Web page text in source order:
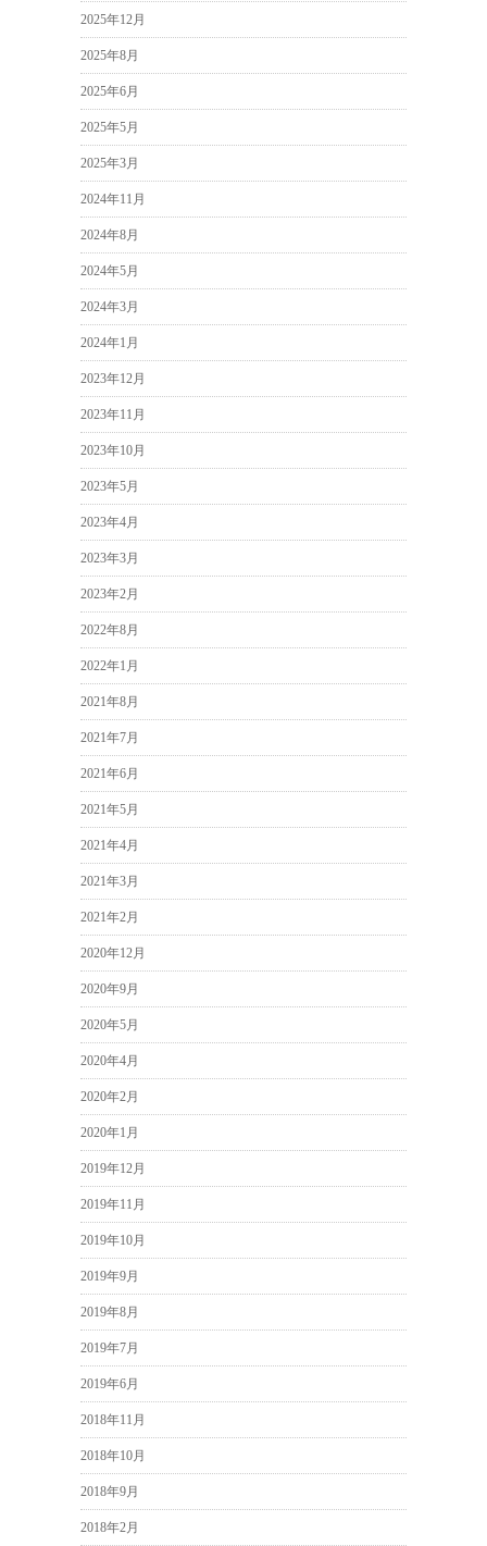
2025年12月
2025年8月
2025年6月
2025年5月
2025年3月
2024年11月
2024年8月
2024年5月
2024年3月
2024年1月
2023年12月
2023年11月
2023年10月
2023年5月
2023年4月
2023年3月
2023年2月
2022年8月
2022年1月
2021年8月
2021年7月
2021年6月
2021年5月
2021年4月
2021年3月
2021年2月
2020年12月
2020年9月
2020年5月
2020年4月
2020年2月
2020年1月
2019年12月
2019年11月
2019年10月
2019年9月
2019年8月
2019年7月
2019年6月
2018年11月
2018年10月
2018年9月
2018年2月